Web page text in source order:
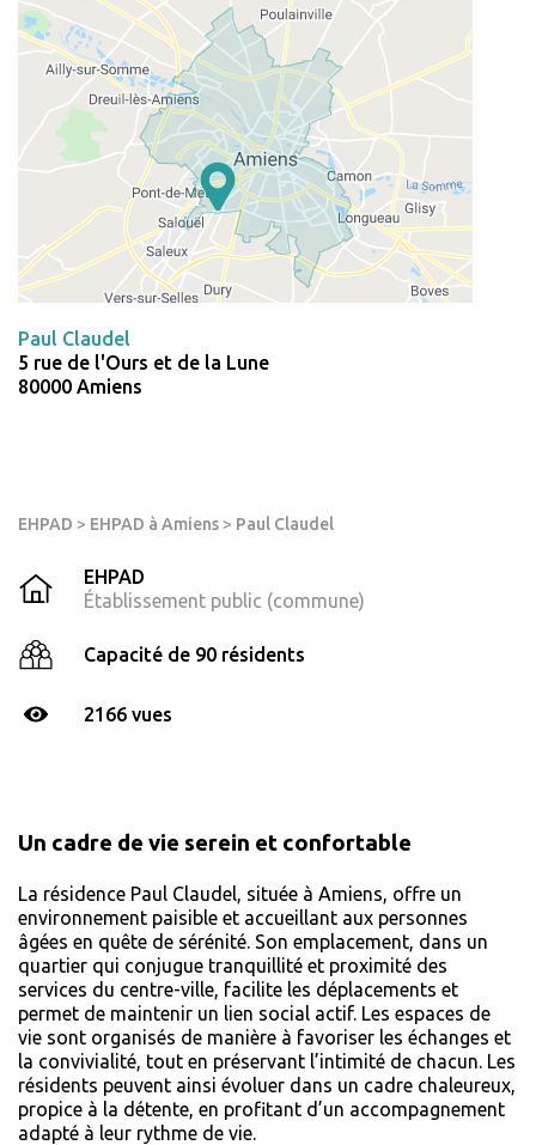
EHPAD > EHPAD à Amiens > Paul Claudel
EHPAD
Établissement public (commune)
Capacité de 90 résidents
2166 vues
Un cadre de vie serein et confortable
La résidence Paul Claudel, située à Amiens, offre un
environnement paisible et accueillant aux personnes
âgées en quête de sérénité. Son emplacement, dans un
quartier qui conjugue tranquillité et proximité des
services du centre-ville, facilite les déplacements et
permet de maintenir un lien social actif. Les espaces de
vie sont organisés de manière à favoriser les échanges et
la convivialité, tout en préservant l’intimité de chacun. Les
résidents peuvent ainsi évoluer dans un cadre chaleureux,
propice à la détente, en profitant d’un accompagnement
adapté à leur rythme de vie.
Paul Claudel
5 rue de l'Ours et de la Lune
80000 Amiens